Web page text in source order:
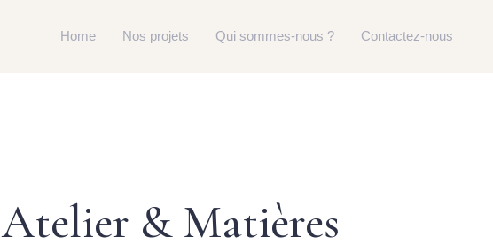
Home Nos projets Qui sommes-nous ? Contactez-nous
Atelier & Matières